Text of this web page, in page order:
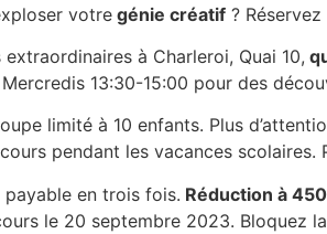
votregénie créatif ?
extraordinaires à Charleroi, Quai 10,
Mercredis 13:30-15:00 pour des
limité à 10 enfants. Plus
pendant les vacances
en trois fois. Réduction à
le 20 septembre 2023. Bloquez